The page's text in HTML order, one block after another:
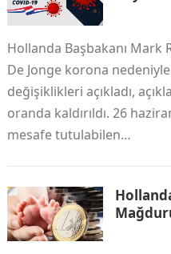
Hollanda Başbakanı Mark
De Jonge korona
değişiklikleri açıkladı,
oranda kaldırıldı. 26
mesafe tutulabilen…